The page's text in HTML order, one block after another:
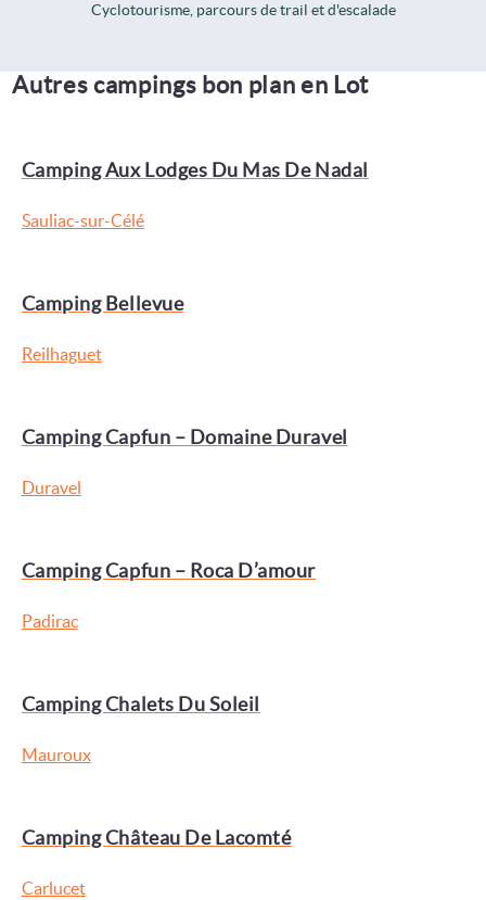
Cyclotourisme, parcours de trail et d'escalade
Autres campings bon plan en Lot
Camping Aux Lodges Du Mas De Nadal
Sauliac-sur-Célé
Camping Bellevue
Reilhaguet
Camping Capfun – Domaine Duravel
Duravel
Camping Capfun – Roca D’amour
Padirac
Camping Chalets Du Soleil
Mauroux
Camping Château De Lacomté
Carlucet